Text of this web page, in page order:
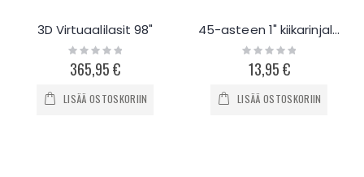
3D Virtuaalilasit 98"
Rating:
0%
365,95 €
LISÄÄ OSTOSKORIIN
45-asteen 1" kiikarinjalka matala profiili
Rating:
0%
13,95 €
LISÄÄ OSTOSKORIIN